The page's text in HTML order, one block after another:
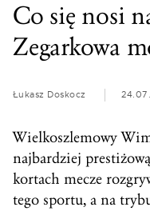
Co się nosi
Zegarkowa
Łukasz Doskocz
Wielkoszlemowy
najbardziej
kortach mecze
tego sportu, a na